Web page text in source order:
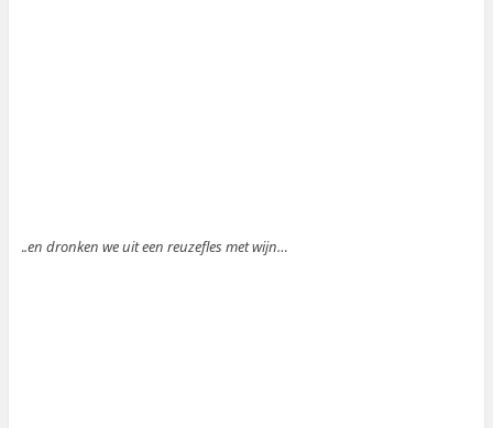
..en dronken we uit een reuzefles met wijn…